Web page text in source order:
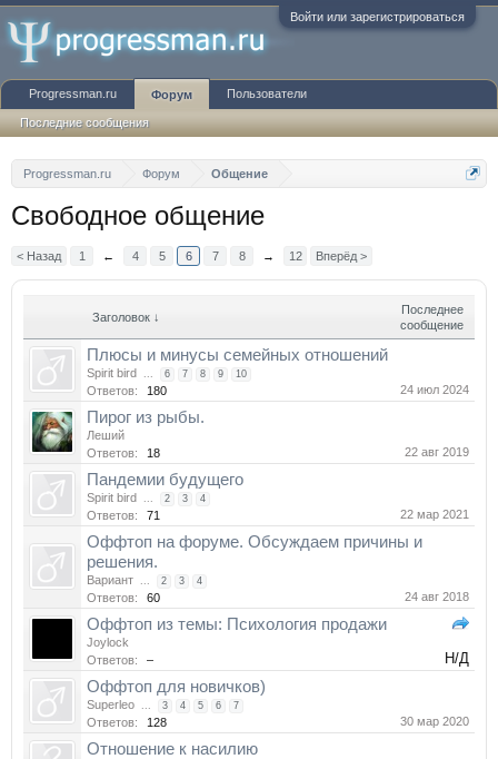
Войти или зарегистрироваться
Progressman.ru Форум Общение
Свободное общение
< Назад 1 ← 4 5 6 7 8 → 12 Вперёд >
Заголовок ↓
Последнее
сообщение
Плюсы и минусы семейных отношений
Spirit bird ... 6 7 8 9 10
Ответов: 180 24 июл 2024
Пирог из рыбы.
Леший
Ответов:
18 22 авг 2019
Пандемии будущего
Spirit bird ... 2 3 4
Ответов: 71 22 мар 2021
Оффтоп на форуме. Обсуждаем причины и
решения.
Вариант ... 2 3 4
Ответов: 60 24 авг 2018
Оффтоп из темы: Психология продажи
Joylock
Ответов:
– Н/Д
Оффтоп для новичков)
Superleo ... 3 4 5 6 7
Ответов: 128 30 мар 2020
Отношение к насилию
Progressman.ru Форум
Последние сообщения
Пользователи